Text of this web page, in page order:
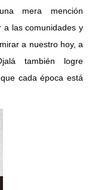
mera mención
a las comunidades y
a nuestro hoy, a
también logre
cada época está